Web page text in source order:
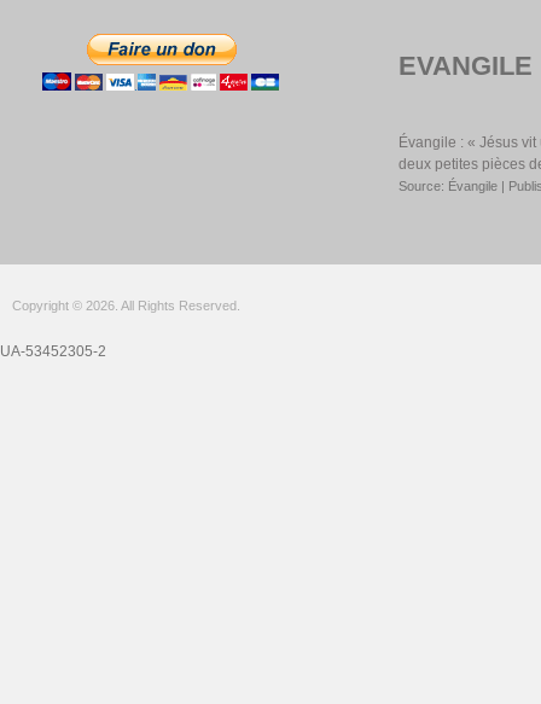
Évangile : « Jésus
deux petites pièces
Source: Évangile
Copyright © 2026. All Rights Reserved.
UA-53452305-2